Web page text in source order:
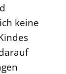
keine